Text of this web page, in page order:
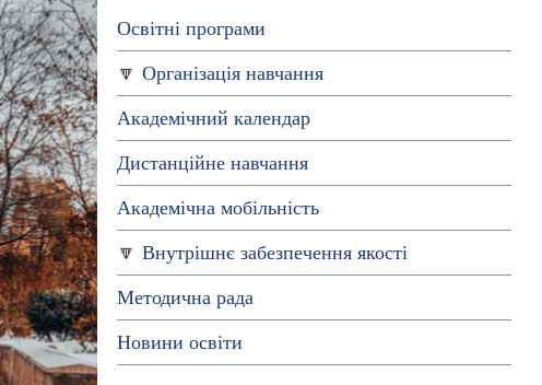
Освітні програми
Організація навчання
Академічний календар
Дистанційне навчання
Академічна мобільність
Внутрішнє забезпечення якості
Методична рада
Новини освіти